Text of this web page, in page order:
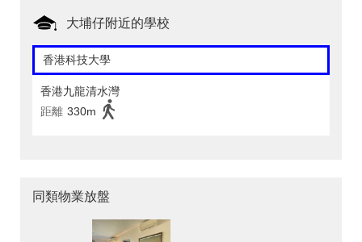
大埔仔附近的學校
香港科技大學
香港九龍清水灣
距離 330m
同類物業放盤